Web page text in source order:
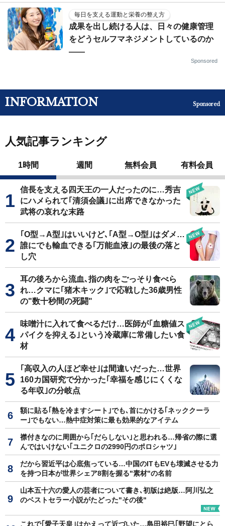
毎日を支える運動と栄養の整え方
成果を出し続ける人は、日々の健康管理
をどうセルフマネジメントしているのか
——
Sponsored
INFORMATION Sponsored
人気記事ランキング
1時間 週間 無料会員 有料会員
信長を支える四天王の一人だったのに…秀吉
にハメられて｢清須会議｣に出席できなかった
武将の哀れな末路
｢O型→A型｣はいいけど､｢A型→O型｣はダメ…
誰にでも輸血できる｢万能血液｣の最後の落と
し穴
耳の後ろから流血､指の肉をごっそり食べら
れ…クマに｢猪木キック｣で応戦した36歳男性
の"数十秒間の死闘"
味噌汁に入れて食べるだけ…医師が｢血糖値ス
パイクを抑える｣という冷蔵庫に常備したい食
材
｢高収入の人ほど幸せ｣は間違いだった…世界
160カ国研究で分かった｢幸福を感じにくくな
る年収｣の分岐点
額に貼る｢熱を冷ますシート｣でも､首にかける｢ネッククーラ
ー｣でもない…熱中症対策に最も効果的なアイテム
襟付きなのに周囲から｢だらしない｣と思われる…帰省の際に選
んではいけない｢ユニクロの2990円のポロシャツ｣
だから習近平は心底焦っている…中国のITもEVも壊滅させる力
を持つ日本が世界シェア8割を握る"素材"の名前
山本五十六の愛人の芸者について書き､初版は絶版…阿川弘之
のベストセラー小説がたどった"その後"
これで｢愛子天皇｣はかえって近づいた…島田裕巳｢野望にとら